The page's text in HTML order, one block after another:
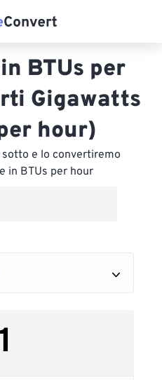
BTUs per
Gigawatts
hour)
e lo convertiremo
in BTUs per hour